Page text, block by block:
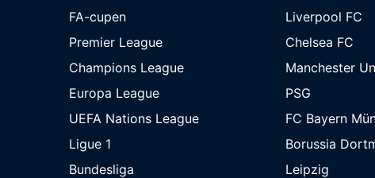
FA-cupen
Premier League
Champions League
Europa League
UEFA Nations League
Ligue 1
Bundesliga
Liverpool FC
Chelsea FC
Manchester
PSG
FC Bayern
Borussia
Leipzig